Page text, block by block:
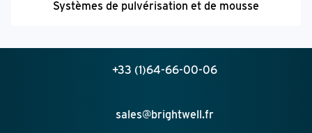
Systèmes de pulvérisation et de mousse
+33 (1)64-66-00-06
sales@brightwell.fr